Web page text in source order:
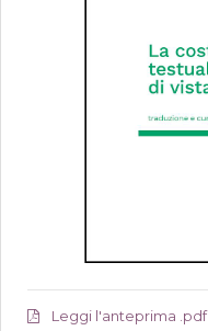
Leggi l'anteprima .pdf